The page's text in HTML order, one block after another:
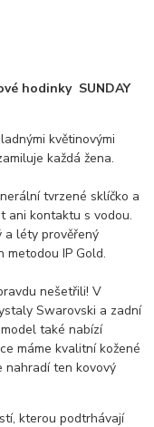
hodinky SUNDAY
květinovými
každá žena.
tvrzené sklíčko a
ani kontaktu s vodou.
a léty prověřený
metodou IP Gold.
nešetřili! V
Swarovski a zadní
také nabízí
máme kvalitní kožené
nahradí ten kovový
kterou podtrhávají